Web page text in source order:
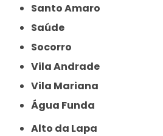
Santo Amaro
Saúde
Socorro
Vila Andrade
Vila Mariana
Água Funda
Alto da Lapa